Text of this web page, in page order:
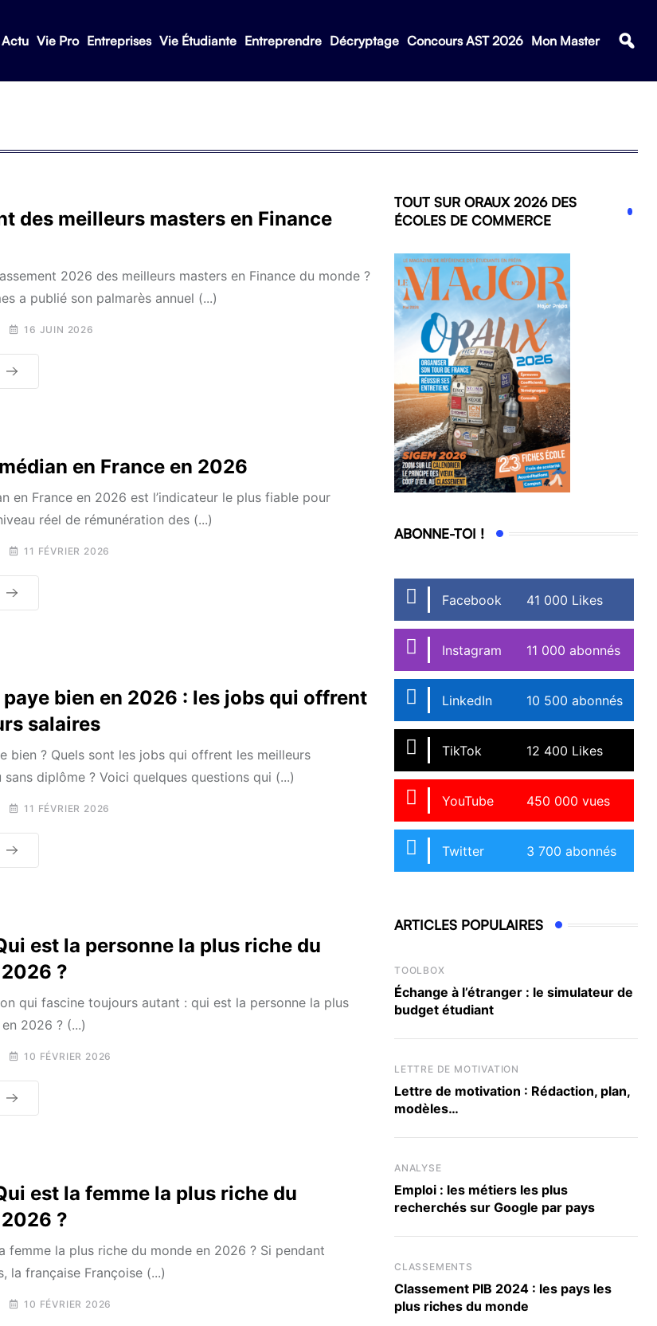
Actu Vie Pro Entreprises Vie Étudiante Entreprendre Décryptage Concours AST 2026 Mon Master
des meilleurs masters en Finance
2026 des meilleurs masters en Finance du monde ?
a publié son palmarès annuel (...)
16 JUIN 2026
en France en 2026
en France en 2026 est l’indicateur le plus fiable pour
réel de rémunération des (...)
11 FÉVRIER 2026
bien en 2026 : les jobs qui offrent
salaires
bien ? Quels sont les jobs qui offrent les meilleurs
sans diplôme ? Voici quelques questions qui (...)
11 FÉVRIER 2026
est la personne la plus riche du
?
qui fascine toujours autant : qui est la personne la plus
2026 ? (...)
10 FÉVRIER 2026
est la femme la plus riche du
?
femme la plus riche du monde en 2026 ? Si pendant
la française Françoise (...)
10 FÉVRIER 2026
TOUT SUR ORAUX 2026 DES
ÉCOLES DE COMMERCE
ABONNE-TOI !
Facebook 41 000 Likes
Instagram 11 000 abonnés
LinkedIn 10 500 abonnés
TikTok 12 400 Likes
YouTube 450 000 vues
Twitter 3 700 abonnés
ARTICLES POPULAIRES
TOOLBOX
Échange à l’étranger : le simulateur de
budget étudiant
LETTRE DE MOTIVATION
Lettre de motivation : Rédaction, plan,
modèles…
ANALYSE
Emploi : les métiers les plus
recherchés sur Google par pays
CLASSEMENTS
Classement PIB 2024 : les pays les
plus riches du monde